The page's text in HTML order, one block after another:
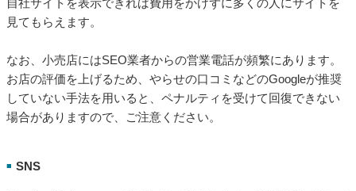
見てもらえます。
なお、小売店にはSEO業者からの営業電話が頻繁にあります。
お店の評価を上げるため、やらせの口コミなどのGoogleが推奨
していない手法を用いると、ペナルティを受けて回復できない
場合がありますので、ご注意ください。
■ SNS